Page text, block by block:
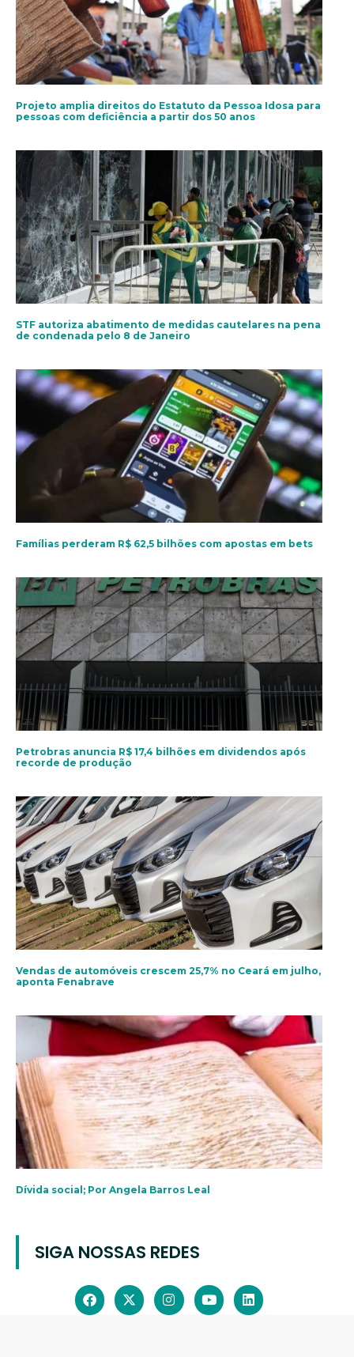
Projeto amplia direitos do Estatuto da Pessoa Idosa para
pessoas com deficiência a partir dos 50 anos
STF autoriza abatimento de medidas cautelares na pena
de condenada pelo 8 de Janeiro
Famílias perderam R$ 62,5 bilhões com apostas em bets
Petrobras anuncia R$ 17,4 bilhões em dividendos após
recorde de produção
Vendas de automóveis crescem 25,7% no Ceará em julho,
aponta Fenabrave
Dívida social; Por Angela Barros Leal
SIGA NOSSAS REDES